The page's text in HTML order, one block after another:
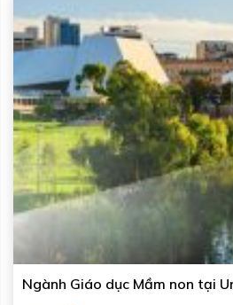
Ngành Giáo dục Mầm non tại